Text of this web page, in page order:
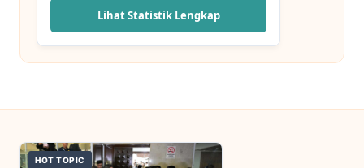
Lihat Statistik Lengkap
HOT TOPIC